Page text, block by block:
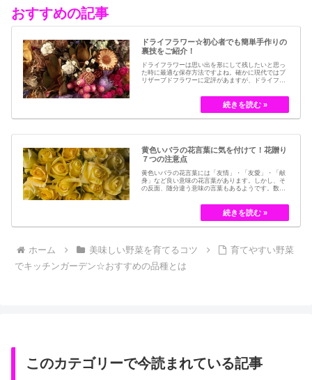
おすすめの記事
ドライフラワー☆初心者でも簡単手作りの
裏技をご紹介！
ドライフラワーは思い出を形にして残したいと思っ
た時に最適な保存方法ですよね。確かに現代ではブ
リザーブドフラワーに定評があますが、ドライフラ
とつです。結婚式のブーケなどに使われた花など、
今では押し花のサービスが有名ですが、昔はドライ
フラワーでも保存されてきました。30代以降の…
黄色いバラの花言葉に気を付けて！花贈り
７つの注意点
黄色いバラの花言葉には「友情」・「友愛」・「献
身」など良い意味の花言葉があります。しかし、そ
の反面、随分違う意味の言葉もあるようです。数多
ローズである「ハイブリット・ティー」の中には、
黄色のバラというのは、存在していませんでした。
しかし、フランスの園芸家ジョセフ・ペルネ＝デ…
ホーム 美味しい野菜を育てるコツ
育てやすい野菜
でキッチンガーデン☆おすすめの品種とは
このカテゴリーで今読まれている記事